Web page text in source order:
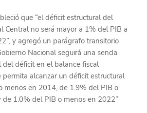
que “el déficit estructural del
Central no será mayor a 1% del PIB a
y agregó un parágrafo transitorio
Nacional seguirá una senda
del déficit en el balance fiscal
permita alcanzar un déficit estructural
menos en 2014, de 1.9% del PIB o
1.0% del PIB o menos en 2022”